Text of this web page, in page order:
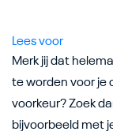
Lees voor
Merk jij dat
te worden voor je
voorkeur? Zoek
bijvoorbeeld met